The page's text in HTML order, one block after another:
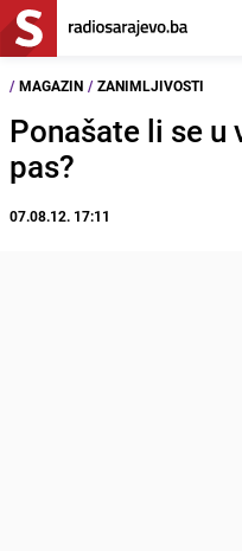
/ MAGAZIN / ZANIMLJIVOSTI
Ponašate li se u
pas?
07.08.12. 17:11